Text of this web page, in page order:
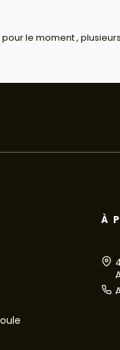
le moment ,
À